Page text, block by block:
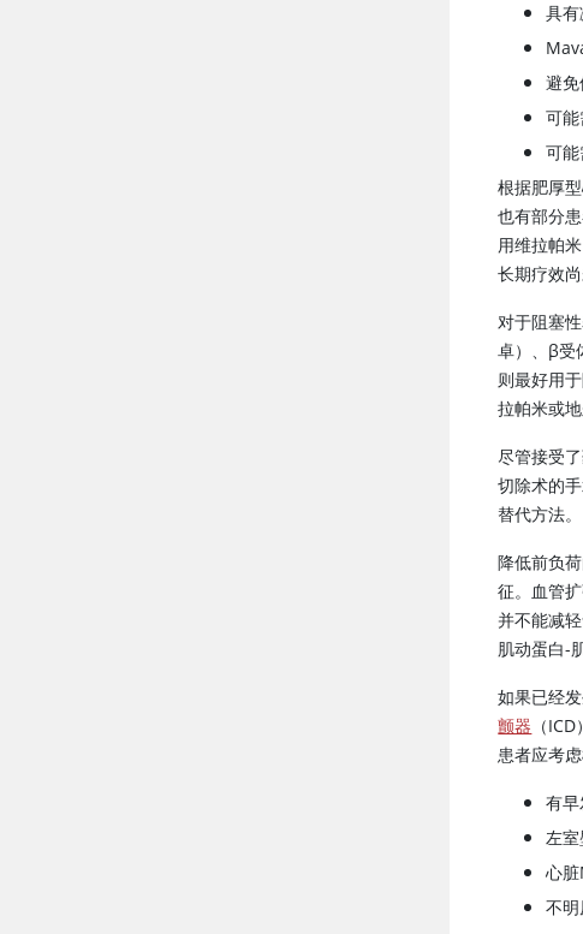
具
避
可
可
根据肥厚
也有部分
用维拉帕
长期疗效尚
对于阻塞
卓）、β受
则最好用
拉帕米或
尽管接受
切除术的
替代方法。
降低前负
征。血管
并不能减
肌动蛋白-
如果已经
颤器 （
患者应考
有
左
心
不